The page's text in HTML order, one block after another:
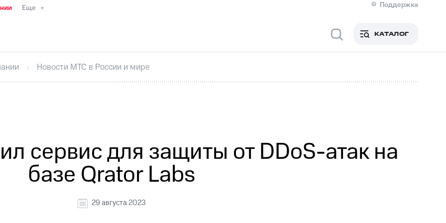
Еще
Поддержка
Медиа-центр
ИнтервьюФинансовая отчетностьКонтактыНовости в регионе
секретарьРаскрытие информации
кабинет акционераАкционерный капиталКонтроль и аудитРынок акций
КАТАЛОГ
Новости МТС в России и мире
сервис для защиты от DDoS-атак на
базе Qrator Labs
29 августа 2023